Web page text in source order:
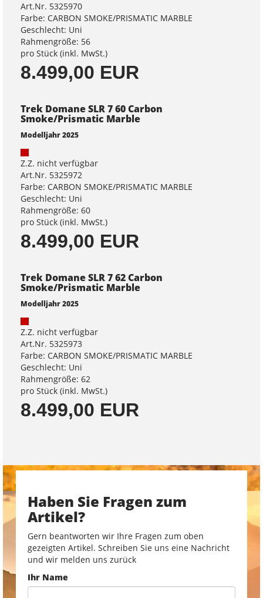
Art.Nr. 5325970
Farbe: CARBON SMOKE/PRISMATIC MARBLE
Geschlecht: Uni
Rahmengröße: 56
pro Stück (inkl. MwSt.)
8.499,00 EUR
Trek Domane SLR 7 60 Carbon
Smoke/Prismatic Marble
Modelljahr 2025
Z.Z. nicht verfügbar
Art.Nr. 5325972
Farbe: CARBON SMOKE/PRISMATIC MARBLE
Geschlecht: Uni
Rahmengröße: 60
pro Stück (inkl. MwSt.)
8.499,00 EUR
Trek Domane SLR 7 62 Carbon
Smoke/Prismatic Marble
Modelljahr 2025
Z.Z. nicht verfügbar
Art.Nr. 5325973
Farbe: CARBON SMOKE/PRISMATIC MARBLE
Geschlecht: Uni
Rahmengröße: 62
pro Stück (inkl. MwSt.)
8.499,00 EUR
Haben Sie Fragen zum
Artikel?
Gern beantworten wir Ihre Fragen zum oben
gezeigten Artikel. Schreiben Sie uns eine Nachricht
und wir melden uns zurück
Ihr Name